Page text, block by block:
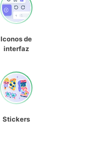
Iconos de
interfaz
Stickers